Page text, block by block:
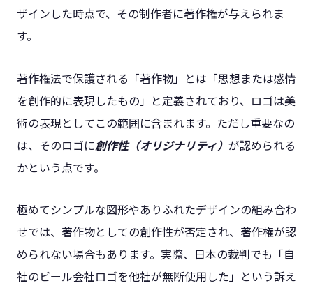
ザインした時点で、その制作者に著作権が与えられま
す。
著作権法で保護される「著作物」とは「思想または感情
を創作的に表現したもの」と定義されており、ロゴは美
術の表現としてこの範囲に含まれます。ただし重要なの
は、そのロゴに創作性（オリジナリティ） が認められる
かという点です。
極めてシンプルな図形やありふれたデザインの組み合わ
せでは、著作物としての創作性が否定され、著作権が認
められない場合もあります。実際、日本の裁判でも「自
社のビール会社ロゴを他社が無断使用した」という訴え